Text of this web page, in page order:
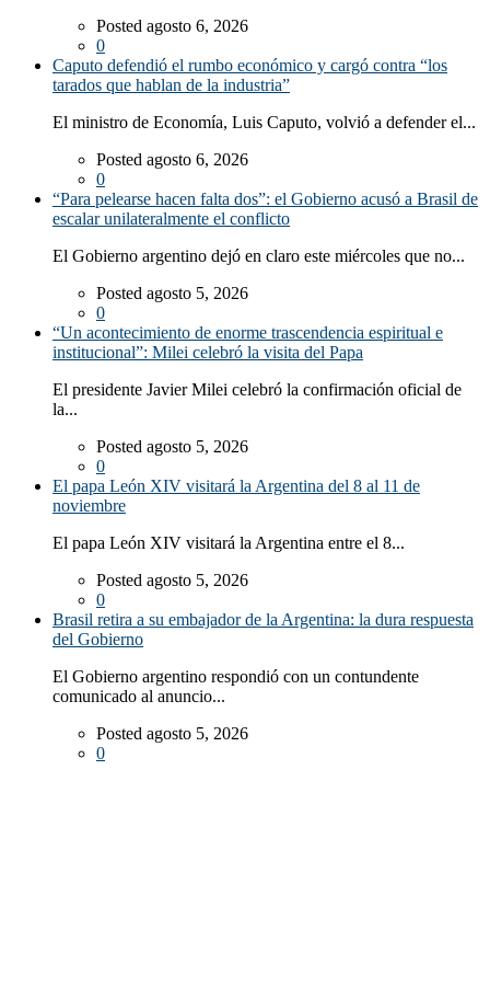
Posted agosto 6, 2026
0
Caputo defendió el rumbo económico y cargó contra “los
tarados que hablan de la industria”
El ministro de Economía, Luis Caputo, volvió a defender el...
Posted agosto 6, 2026
0
“Para pelearse hacen falta dos”: el Gobierno acusó a Brasil de
escalar unilateralmente el conflicto
El Gobierno argentino dejó en claro este miércoles que no...
Posted agosto 5, 2026
0
“Un acontecimiento de enorme trascendencia espiritual e
institucional”: Milei celebró la visita del Papa
El presidente Javier Milei celebró la confirmación oficial de
la...
Posted agosto 5, 2026
0
El papa León XIV visitará la Argentina del 8 al 11 de
noviembre
El papa León XIV visitará la Argentina entre el 8...
Posted agosto 5, 2026
0
Brasil retira a su embajador de la Argentina: la dura respuesta
del Gobierno
El Gobierno argentino respondió con un contundente
comunicado al anuncio...
Posted agosto 5, 2026
0